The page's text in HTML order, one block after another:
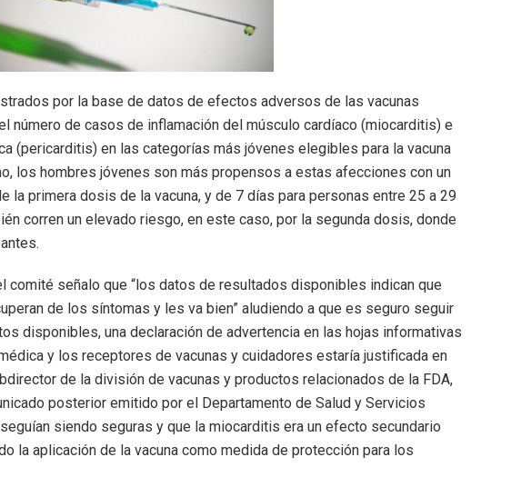
por la base de datos de efectos adversos de las vacunas
número de casos de inflamación del músculo cardíaco (miocarditis) e
(pericarditis) en las categorías más jóvenes elegibles para la vacuna
los hombres jóvenes son más propensos a estas afecciones con un
la primera dosis de la vacuna, y de 7 días para personas entre 25 a 29
corren un elevado riesgo, en este caso, por la segunda dosis, donde
comité señalo que “los datos de resultados disponibles indican que
de los síntomas y les va bien” aludiendo a que es seguro seguir
disponibles, una declaración de advertencia en las hojas informativas
y los receptores de vacunas y cuidadores estaría justificada en
de la división de vacunas y productos relacionados de la FDA,
posterior emitido por el Departamento de Salud y Servicios
siendo seguras y que la miocarditis era un efecto secundario
la aplicación de la vacuna como medida de protección para los